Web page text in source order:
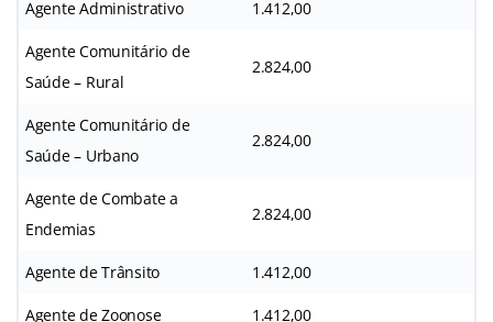
Agente Administrativo 1.412,00
Agente Comunitário de
Saúde – Rural
2.824,00
Agente Comunitário de
Saúde – Urbano
2.824,00
Agente de Combate a
Endemias
2.824,00
Agente de Trânsito 1.412,00
Agente de Zoonose 1.412,00